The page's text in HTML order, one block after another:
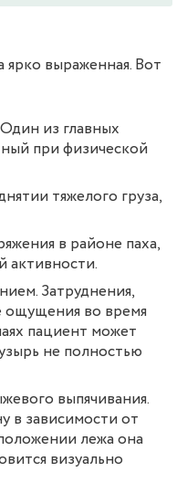
выраженная. Вот
из главных
при физической
тяжелого груза,
в районе паха,
активности.
Затруднения,
ощущения во время
пациент может
не полностью
выпячивания.
в зависимости от
лежа она
визуально